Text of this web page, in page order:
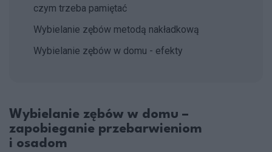
czym trzeba pamiętać
Wybielanie zębów metodą nakładkową
Wybielanie zębów w domu - efekty
Wybielanie zębów w domu –
zapobieganie przebarwieniom
i osadom